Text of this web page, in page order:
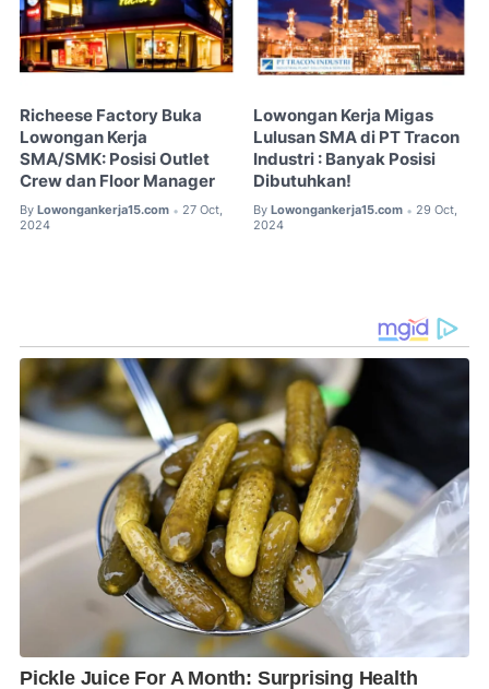
Richeese Factory Buka
Lowongan Kerja
SMA/SMK: Posisi Outlet
Crew dan Floor Manager
By Lowongankerja15.com • 27 Oct,
2024
Lowongan Kerja Migas
Lulusan SMA di PT Tracon
Industri : Banyak Posisi
Dibutuhkan!
By Lowongankerja15.com • 29 Oct,
2024